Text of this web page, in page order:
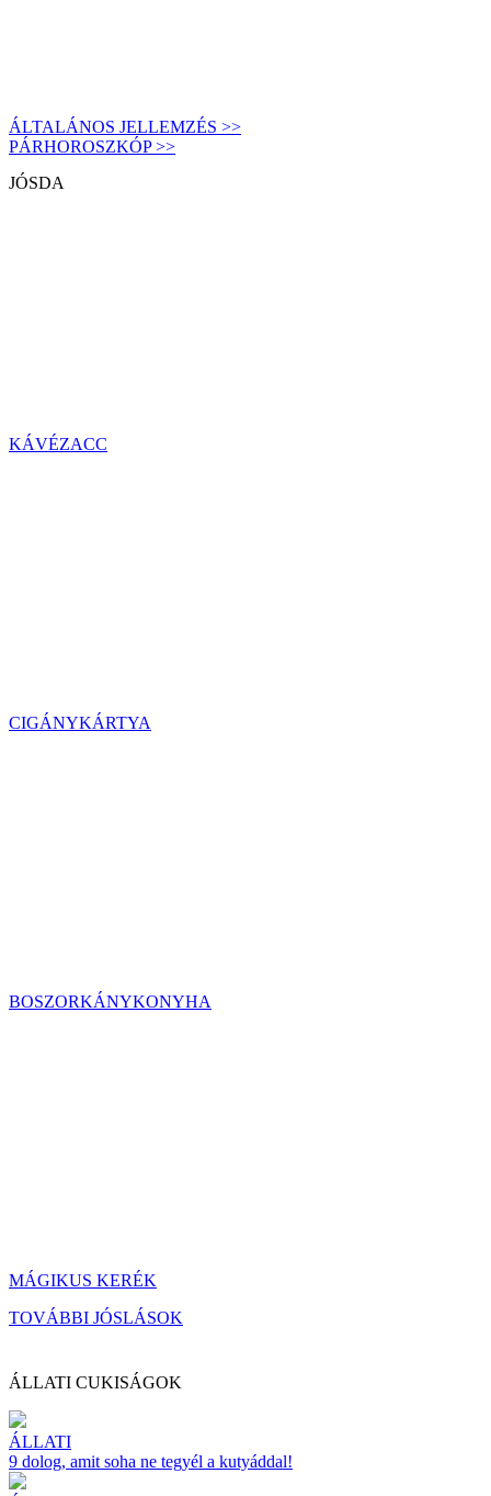
ÁLTALÁNOS JELLEMZÉS >>
PÁRHOROSZKÓP >>
JÓSDA
KÁVÉZACC
CIGÁNYKÁRTYA
BOSZORKÁNYKONYHA
MÁGIKUS KERÉK
TOVÁBBI JÓSLÁSOK
ÁLLATI CUKISÁGOK
ÁLLATI
9 dolog, amit soha ne tegyél a kutyáddal!